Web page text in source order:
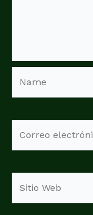
electrónico
Web